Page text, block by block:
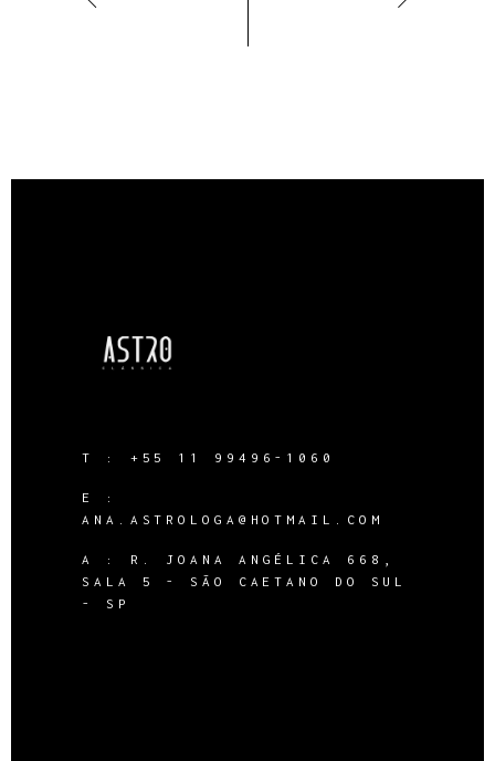
T : +55 11 99496-1060
E :
ANA.ASTROLOGA@HOTMAIL.COM
A :
R. JOANA ANGÉLICA 668,
SALA 5 - SÃO CAETANO DO SUL
- SP